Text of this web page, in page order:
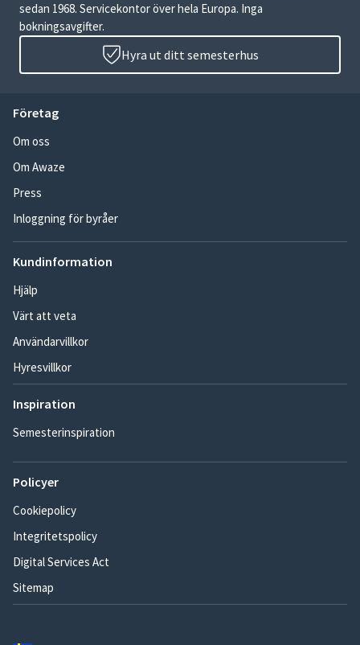
sedan 1968. Servicekontor över hela Europa. Inga
bokningsavgifter.
Hyra ut ditt semesterhus
Företag
Om oss
Om Awaze
Press
Inloggning för byråer
Kundinformation
Hjälp
Värt att veta
Användarvillkor
Hyresvillkor
Inspiration
Semesterinspiration
Policyer
Cookiepolicy
Integritetspolicy
Digital Services Act
Sitemap